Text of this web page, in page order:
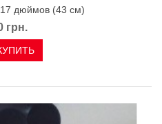
дюймов (43 см)
грн.